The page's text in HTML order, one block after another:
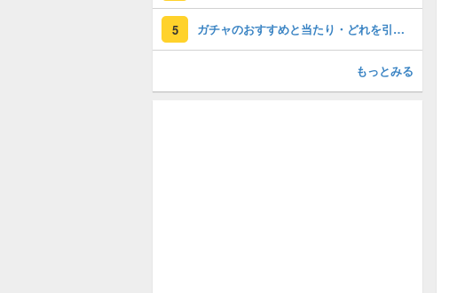
5 ガチャのおすすめと当たり・どれを引くべき？
もっとみる